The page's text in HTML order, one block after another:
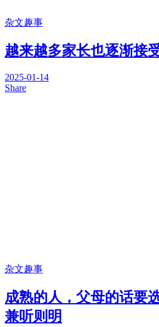
杂文趣事
越来越多家长也逐渐接
2025-01-14
Share
杂文趣事
成熟的人，父母的话要
兼听则明